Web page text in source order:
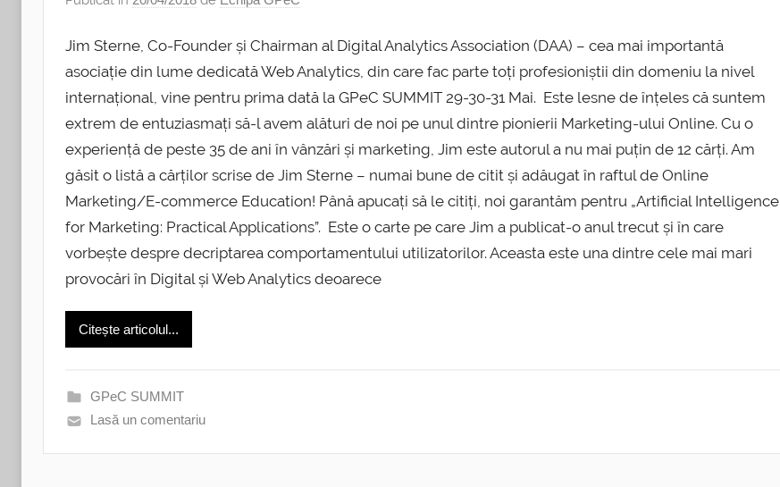
Jim Sterne, Co-Founder și Chairman al Digital Analytics Association (DAA) – cea mai importantă
asociație din lume dedicată Web Analytics, din care fac parte toți profesioniștii din domeniu la nivel
internațional, vine pentru prima dată la GPeC SUMMIT 29-30-31 Mai. Este lesne de înțeles că suntem
extrem de entuziasmați să-l avem alături de noi pe unul dintre pionierii Marketing-ului Online. Cu o
experiență de peste 35 de ani în vânzări și marketing, Jim este autorul a nu mai puțin de 12 cărți. Am
găsit o listă a cărților scrise de Jim Sterne – numai bune de citit și adăugat în raftul de Online
Marketing/E-commerce Education! Până apucați să le citiți, noi garantăm pentru „Artificial Intelligence
for Marketing: Practical Applications”. Este o carte pe care Jim a publicat-o anul trecut și în care
vorbește despre decriptarea comportamentului utilizatorilor. Aceasta este una dintre cele mai mari
provocări în Digital și Web Analytics deoarece
Citește articolul...
GPeC SUMMIT
Lasă un comentariu